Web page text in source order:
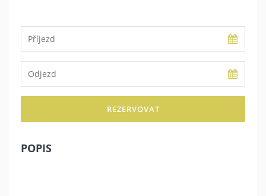
REZERVOVAT
POPIS